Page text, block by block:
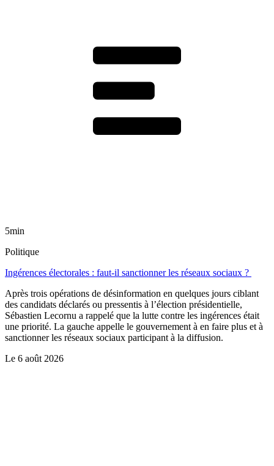
5min
Politique
Ingérences électorales : faut-il sanctionner les réseaux sociaux ?
Après trois opérations de désinformation en quelques jours ciblant
des candidats déclarés ou pressentis à l’élection présidentielle,
Sébastien Lecornu a rappelé que la lutte contre les ingérences était
une priorité. La gauche appelle le gouvernement à en faire plus et à
sanctionner les réseaux sociaux participant à la diffusion.
Le 6 août 2026